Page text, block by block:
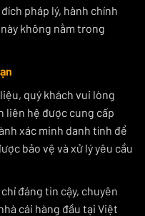
pháp lý, hành chính
không nằm trong
quý khách vui lòng
liên hệ được cung cấp
xác minh danh tính để
bảo vệ và xử lý yêu cầu
đáng tin cậy, chuyên
cái hàng đầu tại Việt